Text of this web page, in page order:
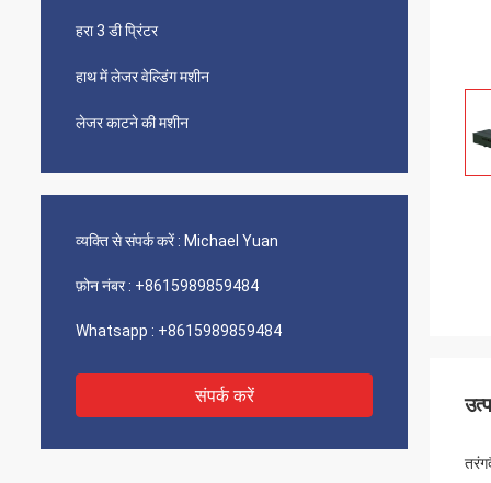
हरा 3 डी प्रिंटर
हाथ में लेजर वेल्डिंग मशीन
लेजर काटने की मशीन
व्यक्ति से संपर्क करें : Michael Yuan
फ़ोन नंबर : +8615989859484
Whatsapp : +8615989859484
संपर्क करें